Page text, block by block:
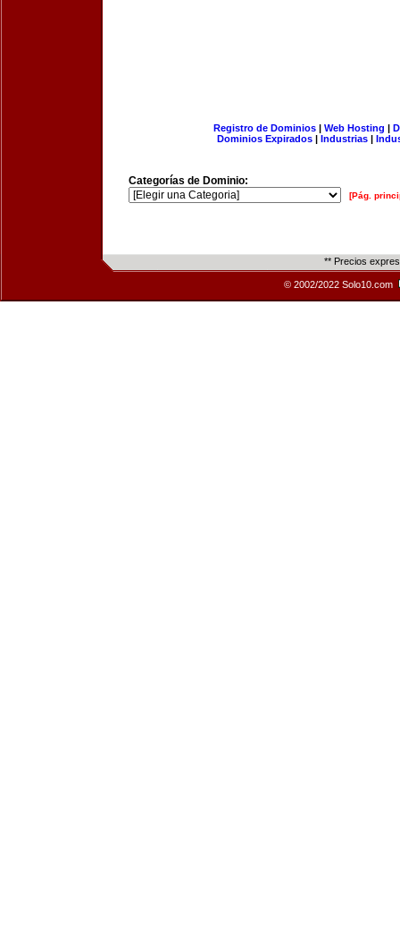
Registro de Dominios| Web Hosting |
Dominios Expirados | Industrias |
Categorías de Dominio:
[Pág.
** Precios
© 2002/2022 Solo10.com